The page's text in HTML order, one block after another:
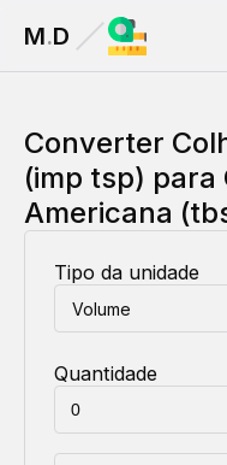
M.D
Converter
(imp tsp) para
Americana
Tipo da unidade
Volume
Quantidade